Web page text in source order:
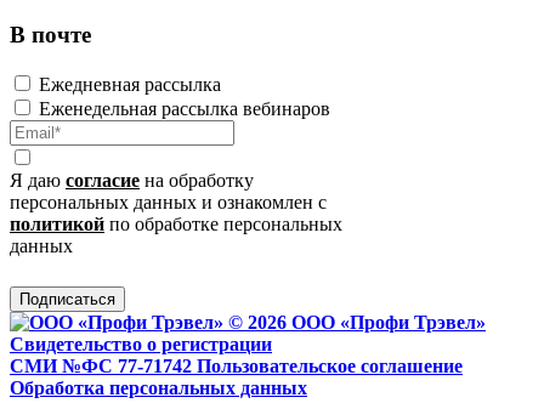
В почте
Ежедневная рассылка
Еженедельная рассылка вебинаров
Я даю согласие на обработку
персональных данных и ознакомлен с
политикой по обработке персональных
данных
Подписаться
© 2026 ООО «Профи Трэвeл»
Свидетельство о регистрации
СМИ №ФС 77-71742 Пользовательское соглашение
Обработка персональных данных